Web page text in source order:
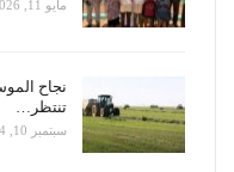
مايو 11, 2026
تنتظر…
سبتمبر 10, 2024